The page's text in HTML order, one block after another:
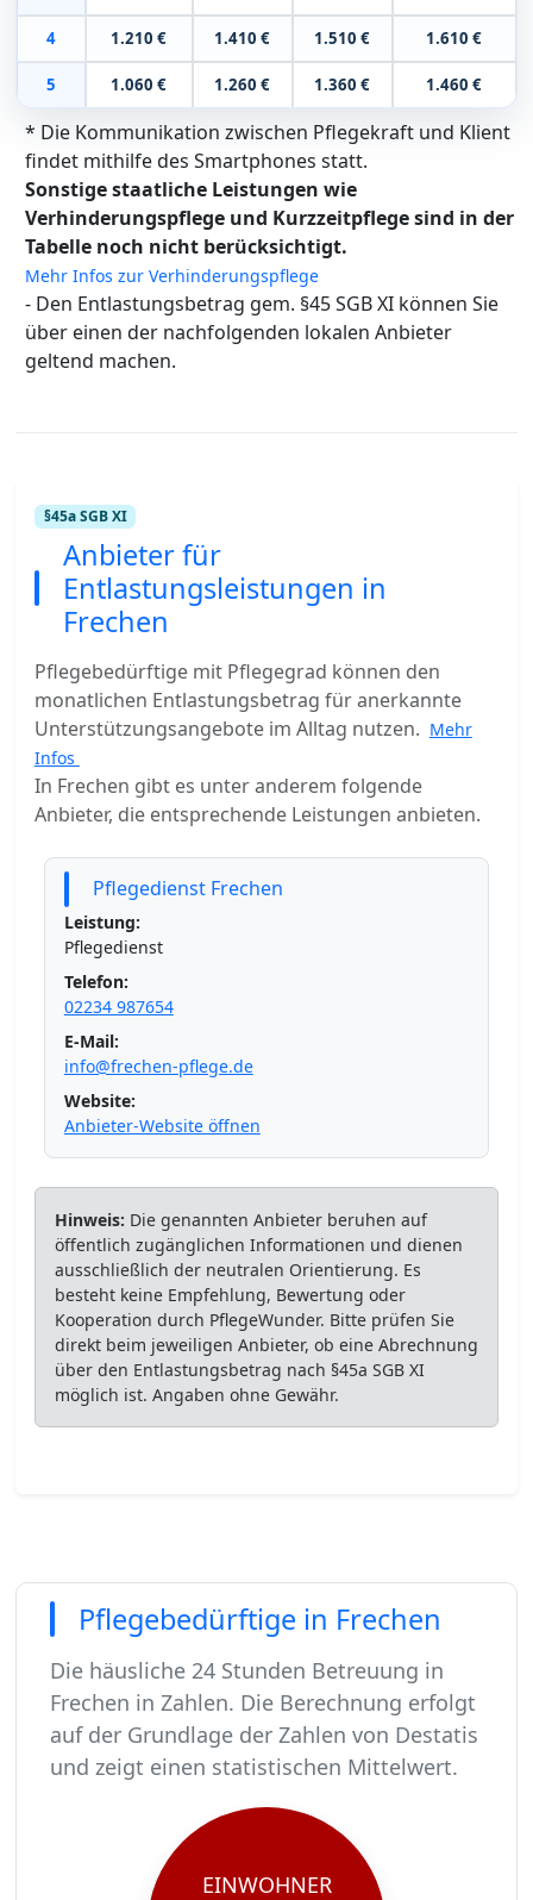
4 1.210 € 1.410 € 1.510 € 1.610 €
5 1.060 € 1.260 € 1.360 € 1.460 €
* Die Kommunikation zwischen Pflegekraft und Klient
findet mithilfe des Smartphones statt.
Sonstige staatliche Leistungen wie
Verhinderungspflege und Kurzzeitpflege sind in der
Tabelle noch nicht berücksichtigt.
Mehr Infos zur Verhinderungspflege
- Den Entlastungsbetrag gem. §45 SGB XI können Sie
über einen der nachfolgenden lokalen Anbieter
geltend machen.
§45a SGB XI
Anbieter für
Entlastungsleistungen in
Frechen
Pflegebedürftige mit Pflegegrad können den
monatlichen Entlastungsbetrag für anerkannte
Unterstützungsangebote im Alltag nutzen. Mehr
Infos
In Frechen gibt es unter anderem folgende
Anbieter, die entsprechende Leistungen anbieten.
Pflegedienst Frechen
Leistung:
Pflegedienst
Telefon:
02234 987654
E-Mail:
info@frechen-pflege.de
Website:
Anbieter-Website öffnen
Hinweis: Die genannten Anbieter beruhen auf
öffentlich zugänglichen Informationen und dienen
ausschließlich der neutralen Orientierung. Es
besteht keine Empfehlung, Bewertung oder
Kooperation durch PflegeWunder. Bitte prüfen Sie
direkt beim jeweiligen Anbieter, ob eine Abrechnung
über den Entlastungsbetrag nach §45a SGB XI
möglich ist. Angaben ohne Gewähr.
Pflegebedürftige in Frechen
Die häusliche 24 Stunden Betreuung in
Frechen in Zahlen. Die Berechnung erfolgt
auf der Grundlage der Zahlen von Destatis
und zeigt einen statistischen Mittelwert.
In Frechen leben rund 52309 Menschen.
Von diesen 52309 Einwohnern sind rund 3191
Ca. 511 dieser pflegebedürftigen Menschen
Der Großteil der Pflegebedürftigen in
EINWOHNER